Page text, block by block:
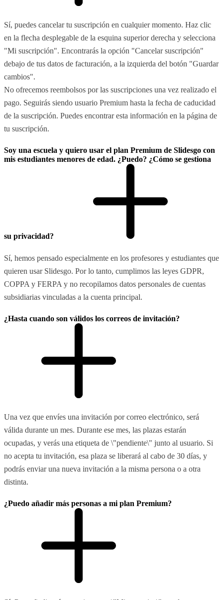
Sí, puedes cancelar tu suscripción en cualquier momento. Haz clic
en la flecha desplegable de la esquina superior derecha y selecciona
"Mi suscripción". Encontrarás la opción "Cancelar suscripción"
debajo de tus datos de facturación, a la izquierda del botón "Guardar
cambios".
No ofrecemos reembolsos por las suscripciones una vez realizado el
pago. Seguirás siendo usuario Premium hasta la fecha de caducidad
de la suscripción. Puedes encontrar esta información en la página de
tu suscripción.
Soy una escuela y quiero usar el plan Premium de Slidesgo con
mis estudiantes menores de edad. ¿Puedo? ¿Cómo se gestiona
su privacidad?
Sí, hemos pensado especialmente en los profesores y estudiantes que
quieren usar Slidesgo. Por lo tanto, cumplimos las leyes GDPR,
COPPA y FERPA y no recopilamos datos personales de cuentas
subsidiarias vinculadas a la cuenta principal.
¿Hasta cuando son válidos los correos de invitación?
Una vez que envíes una invitación por correo electrónico, será
válida durante un mes. Durante ese mes, las plazas estarán
ocupadas, y verás una etiqueta de \"pendiente\" junto al usuario. Si
no acepta tu invitación, esa plaza se liberará al cabo de 30 días, y
podrás enviar una nueva invitación a la misma persona o a otra
distinta.
¿Puedo añadir más personas a mi plan Premium?